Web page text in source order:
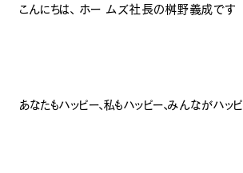
家づくり相談会
こんにちは、 ホー ムズ社長の桝野義成です
あなたもハッピー、私もハッピー、みんながハッピ